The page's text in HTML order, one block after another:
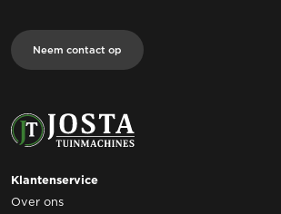
Neem contact op
Klantenservice
Over ons